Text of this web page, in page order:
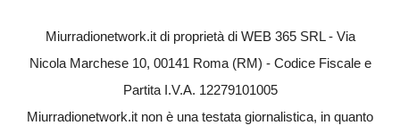
Miurradionetwork.it di proprietà di WEB 365 SRL - Via
Nicola Marchese 10, 00141 Roma (RM) - Codice Fiscale e
Partita I.V.A. 12279101005
Miurradionetwork.it non è una testata giornalistica, in quanto